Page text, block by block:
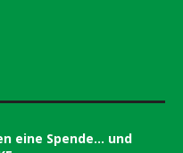
eine Spende… und